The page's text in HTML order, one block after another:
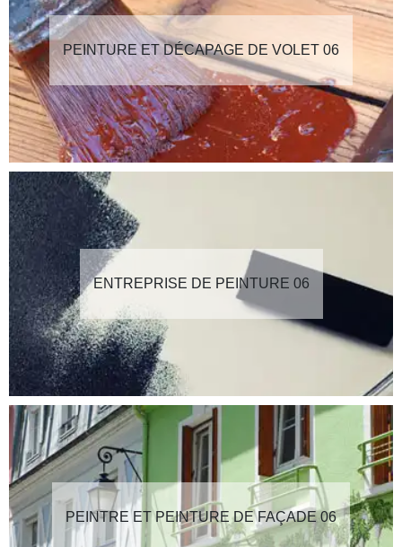
PEINTURE ET DÉCAPAGE DE VOLET 06
ENTREPRISE DE PEINTURE 06
PEINTRE ET PEINTURE DE FAÇADE 06